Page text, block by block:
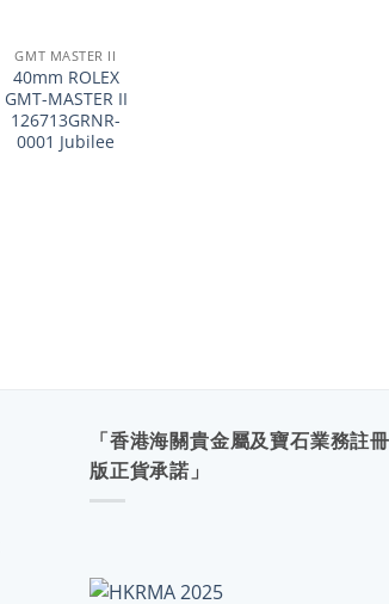
GMT MASTER II
40mm ROLEX
GMT-MASTER II
126713GRNR-
0001 Jubilee
「香港海關貴金屬及寶石業務註
版正貨承諾」